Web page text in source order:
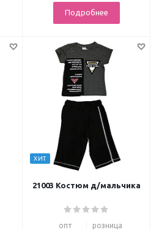
Подробнее
ХИТ
21003 Костюм д/мальчика
опт розница